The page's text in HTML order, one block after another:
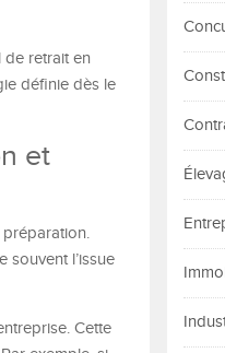
de retrait en
définie dès le
et
souvent l’issue
Cette